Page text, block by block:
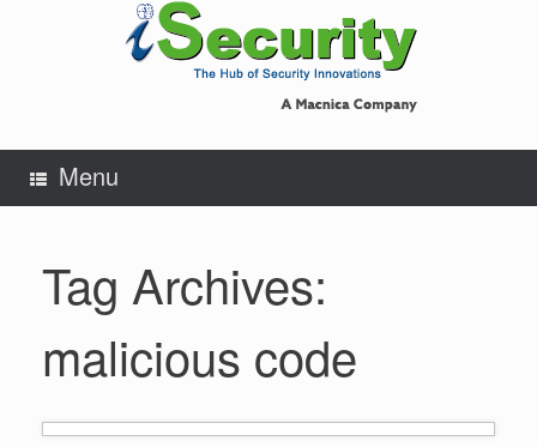
Menu
Tag Archives:
malicious code